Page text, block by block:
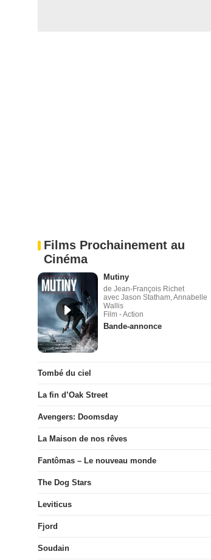
Films Prochainement au
Cinéma
Mutiny
de Jean-François Richet
avec Jason Statham, Annabelle
Wallis
Film - Action
Bande-annonce
Tombé du ciel
La fin d’Oak Street
Avengers: Doomsday
La Maison de nos rêves
Fantômas – Le nouveau monde
The Dog Stars
Leviticus
Fjord
Soudain